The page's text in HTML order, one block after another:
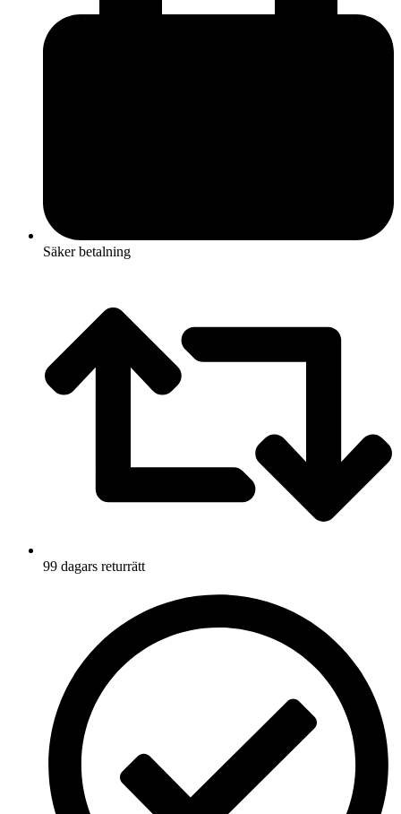
Säker betalning
99 dagars returrätt